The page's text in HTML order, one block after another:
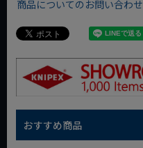
商品についてのお問い合わせ
おすすめ商品